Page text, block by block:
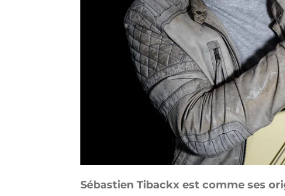
Sébastien Tibackx est comme ses